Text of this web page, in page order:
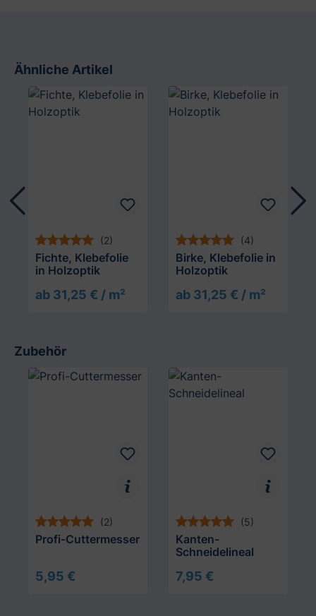
Ähnliche Artikel
Produktgalerie überspringen
(2)
Fichte, Klebefolie
in Holzoptik
ab 31,25 € / m²
(4)
Birke, Klebefolie in
Holzoptik
ab 31,25 € / m²
Zubehör
Produktgalerie überspringen
(2)
Profi-Cuttermesser
5,95 €
(5)
Kanten-
Schneidelineal
7,95 €